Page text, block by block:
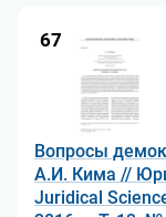
67
Вопросы
А.И. Кима //
Juridical